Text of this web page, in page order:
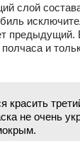
слой
предыдущий.
и
красить
не очень